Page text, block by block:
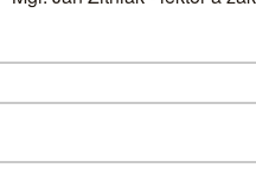
podmienky